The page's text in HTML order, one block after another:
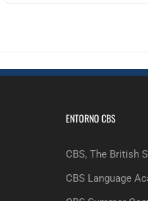
ENTORNO CBS
CBS, The British
CBS Language